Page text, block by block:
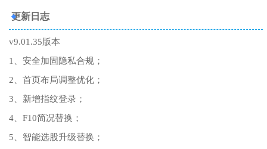
更新日志
v9.01.35版本
1、安全加固隐私合规；
2、首页布局调整优化；
3、新增指纹登录；
4、F10简况替换；
5、智能选股升级替换；